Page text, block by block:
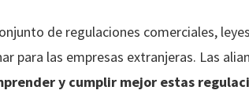
de regulaciones comerciales,
para las empresas extranjeras. Las
y cumplir mejor estas